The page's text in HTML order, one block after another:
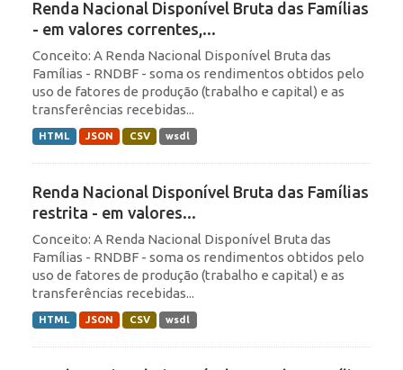
Renda Nacional Disponível Bruta das Famílias
- em valores correntes,...
Conceito: A Renda Nacional Disponível Bruta das
Famílias - RNDBF - soma os rendimentos obtidos pelo
uso de fatores de produção (trabalho e capital) e as
transferências recebidas...
HTML JSON CSV wsdl
Renda Nacional Disponível Bruta das Famílias
restrita - em valores...
Conceito: A Renda Nacional Disponível Bruta das
Famílias - RNDBF - soma os rendimentos obtidos pelo
uso de fatores de produção (trabalho e capital) e as
transferências recebidas...
HTML JSON CSV wsdl